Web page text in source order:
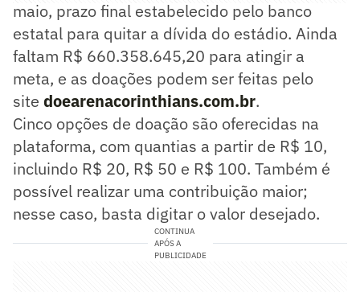
maio, prazo final estabelecido pelo banco
estatal para quitar a dívida do estádio. Ainda
faltam R$ 660.358.645,20 para atingir a
meta, e as doações podem ser feitas pelo
site doearenacorinthians.com.br.
Cinco opções de doação são oferecidas na
plataforma, com quantias a partir de R$ 10,
incluindo R$ 20, R$ 50 e R$ 100. Também é
possível realizar uma contribuição maior;
nesse caso, basta digitar o valor desejado.
CONTINUA
APÓS A
PUBLICIDADE